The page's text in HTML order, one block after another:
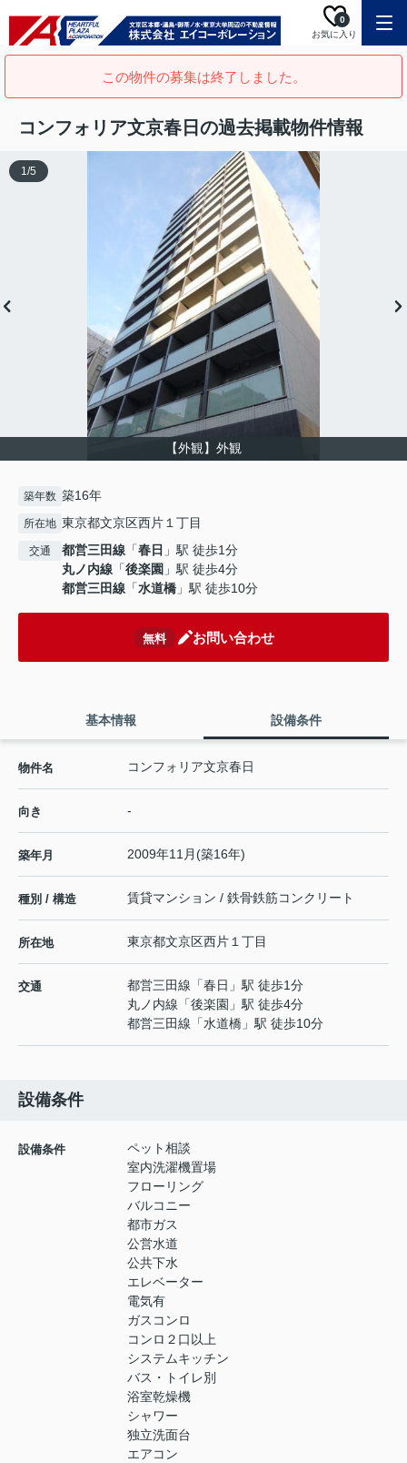
お気に入り
0
この物件の募集は終了しました。
コンフォリア文京春日の過去掲載物件情報
【外観】外観
1/5
築年数 築16年
所在地 東京都文京区西片１丁目
交通 都営三田線 「春日 」駅 徒歩1分
丸ノ内線 「後楽園 」駅 徒歩4分
都営三田線 「水道橋 」駅 徒歩10分
無料 お問い合わせ
基本情報 設備条件
物件名 コンフォリア文京春日
向き -
築年月 2009年11月(築16年)
種別 / 構造 賃貸マンション / 鉄骨鉄筋コンクリート
所在地 東京都文京区西片１丁目
交通 都営三田線 「春日 」駅 徒歩1分
丸ノ内線 「後楽園 」駅 徒歩4分
都営三田線 「水道橋 」駅 徒歩10分
設備条件
設備条件
ペット相談
室内洗濯機置場
フローリング
バルコニー
都市ガス
公営水道
公共下水
エレベーター
電気有
ガスコンロ
コンロ２口以上
システムキッチン
バス・トイレ別
浴室乾燥機
シャワー
独立洗面台
エアコン